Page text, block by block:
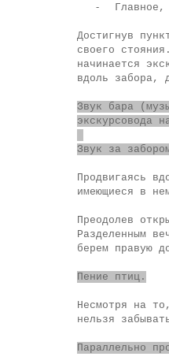
-
Главное,
Достигнув
своего
начинается
вдоль забора,
Звук бара
экскурсовода
Звук за
Продвигаясь
имеющиеся в
Преодолев
Разделенным
берем правую
Пение птиц.
Несмотря на
нельзя
Параллельно